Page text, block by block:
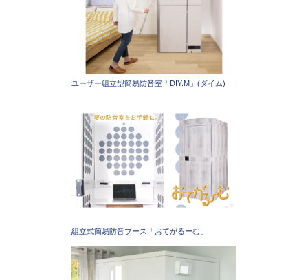
ユーザー組立型簡易防音室「DIY.M」(ダイム)
組立式簡易防音ブース「おてがるーむ」